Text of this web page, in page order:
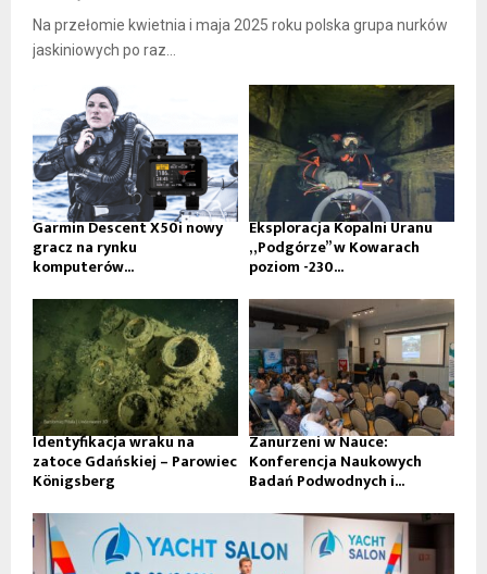
Na przełomie kwietnia i maja 2025 roku polska grupa nurków
jaskiniowych po raz...
Garmin Descent X50i nowy
gracz na rynku
komputerów...
Eksploracja Kopalni Uranu
„Podgórze” w Kowarach
poziom -230...
Identyfikacja wraku na
zatoce Gdańskiej – Parowiec
Königsberg
Zanurzeni w Nauce:
Konferencja Naukowych
Badań Podwodnych i...